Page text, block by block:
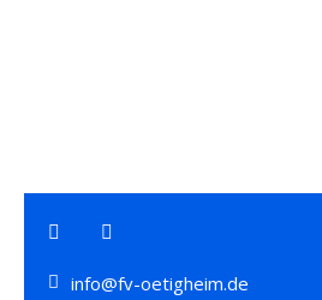
info@fv-oetigheim.de